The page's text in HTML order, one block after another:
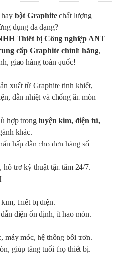
haybột Graphite chất lượng
dụng đa dạng?
Thiết bị Công nghiệp ANT
cấp Graphite chính hãng,
giao hàng toàn quốc!
xuất từ Graphite tinh khiết,
dẫn nhiệt và chống ăn mòn
hợp trongluyện kim, điện tử,
khác.
hấp dẫn cho đơn hàng số
, hỗ trợ kỹ thuật tận tâm 24/7.
thiết bị điện.
điện ổn định, ít hao mòn.
máy móc, hệ thống bôi trơn.
giúp tăng tuổi thọ thiết bị.